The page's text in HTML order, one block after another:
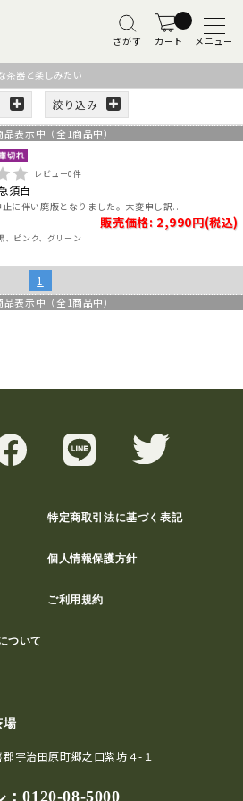
さがす カート メニュー
器と楽しみたい
絞り込み
品表示中（全 1商品中）
レビュー0件
須白
に伴い廃版となりました。大変申し訳..
販売価格: 2,990円(税込)
ピンク、グリーン
1
品表示中（全 1商品中）
特定商取引法に基づく表記
個人情報保護方針
ご利用規約
ついて
場
宇治田原町郷之口紫坊４-１
：0120-08-5000